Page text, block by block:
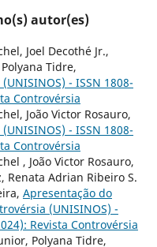
autor(es)
Joel Decothé Jr.,
Tidre,
- ISSN 1808-
Controvérsia
João Victor Rosauro,
- ISSN 1808-
Controvérsia
, João Victor Rosauro,
Renata Adrian Ribeiro S.
Apresentação do
(UNISINOS) -
Revista Controvérsia
Polyana Tidre,